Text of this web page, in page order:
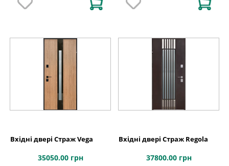
Вхідні двері Страж Vega
35050.00 грн
Вхідні двері Страж Regola
37800.00 грн